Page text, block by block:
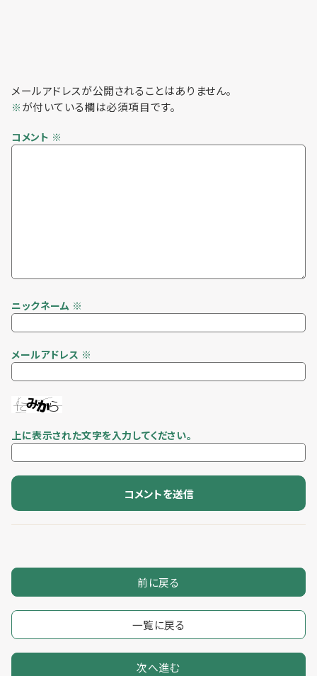
メールアドレスが公開されることはありません。
※ が付いている欄は必須項目です。
コメント ※
ニックネーム ※
メールアドレス ※
上に表示された文字を入力してください。
前に戻る
一覧に戻る
次へ進む